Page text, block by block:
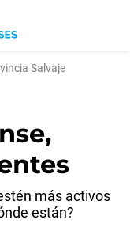
Salvaje
más activos
están?